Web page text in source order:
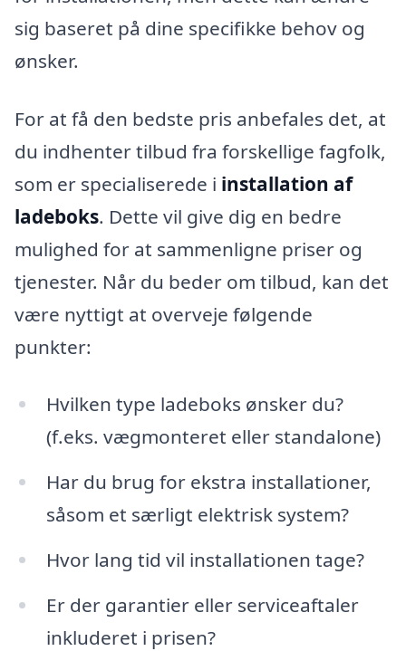
sig baseret på dine specifikke behov og
ønsker.
For at få den bedste pris anbefales det, at
du indhenter tilbud fra forskellige fagfolk,
som er specialiserede i installation af
ladeboks. Dette vil give dig en bedre
mulighed for at sammenligne priser og
tjenester. Når du beder om tilbud, kan det
være nyttigt at overveje følgende
punkter:
Hvilken type ladeboks ønsker du?
(f.eks. vægmonteret eller standalone)
Har du brug for ekstra installationer,
såsom et særligt elektrisk system?
Hvor lang tid vil installationen tage?
Er der garantier eller serviceaftaler
inkluderet i prisen?